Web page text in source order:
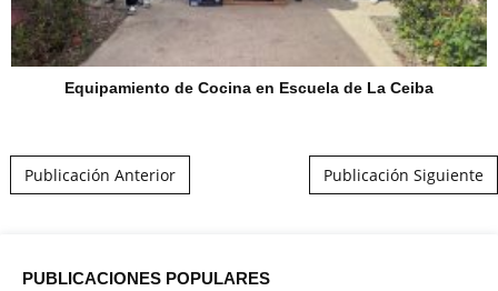
Equipamiento de Cocina en Escuela de La Ceiba
Publicación Anterior Publicación Siguiente
PUBLICACIONES POPULARES